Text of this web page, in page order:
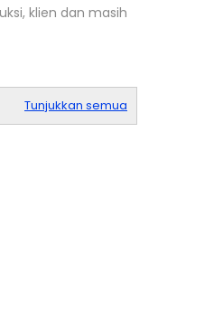
klien dan masih
Tunjukkan semua